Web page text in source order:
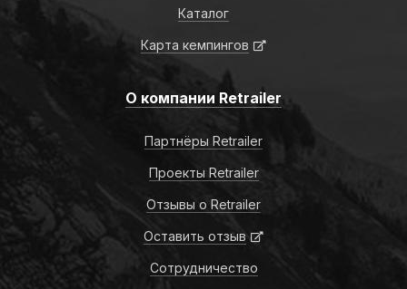
Каталог
Карта кемпингов
О компании Retrailer
Партнёры Retrailer
Проекты Retrailer
Отзывы о Retrailer
Оставить отзыв
Сотрудничество